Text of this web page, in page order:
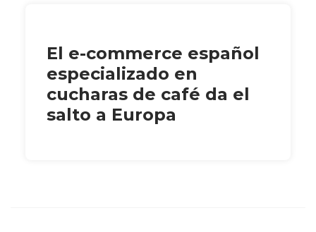
El e-commerce español
especializado en
cucharas de café da el
salto a Europa